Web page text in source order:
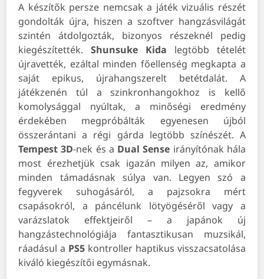
A készítők persze nemcsak a játék vizuális részét
gondolták újra, hiszen a szoftver hangzásvilágát
szintén átdolgozták, bizonyos részeknél pedig
kiegészítették.Shunsuke Kida legtöbb tételét
újravették, ezáltal minden főellenség megkapta a
saját epikus, újrahangszerelt betétdalát. A
játékzenén túl a szinkronhangokhoz is kellő
komolysággal nyúltak, a minőségi eredmény
érdekében megpróbálták egyenesen újból
összerántani a régi gárda legtöbb színészét. A
Tempest 3D-nek és a Dual Sense irányítónak hála
most érezhetjük csak igazán milyen az, amikor
minden támadásnak súlya van. Legyen szó a
fegyverek suhogásáról, a pajzsokra mért
csapásokról, a páncélunk lötyögéséről vagy a
varázslatok effektjeiről – a japánok új
hangzástechnológiája fantasztikusan muzsikál,
ráadásul a PS5 kontroller haptikus visszacsatolása
kiváló kiegészítői egymásnak.